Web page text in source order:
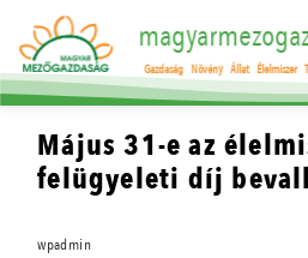
Gazdaság Növény Állat Élelmiszer
Május 31-e az
felügyeleti díj
wpadmin